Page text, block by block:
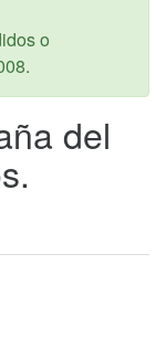
o
.
del